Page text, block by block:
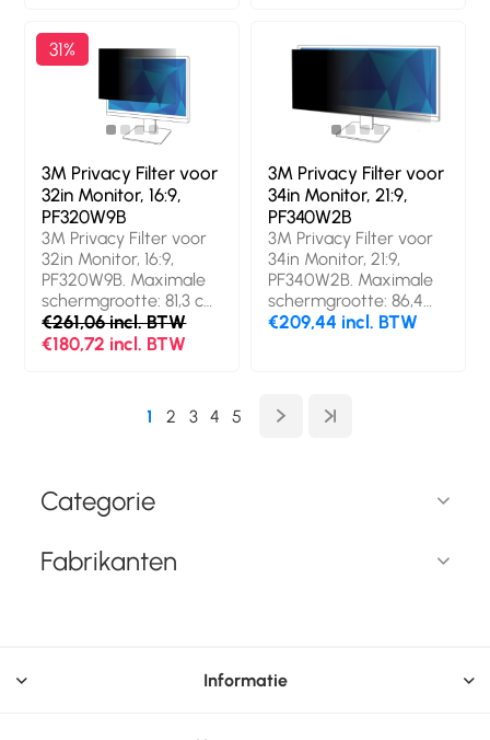
Categorie
Fabrikanten
schermen. Gewicht:
265,35153645 g
schermen. Beperkt
weergavehoek (tot):
260,36202038 g
31%
3M Privacy Filter voor
32in Monitor, 16:9,
PF320W9B
3M Privacy Filter voor
32in Monitor, 16:9,
PF320W9B. Maximale
schermgrootte: 81,3 cm
(32"). Beeldverhouding:
16:9. Geschikt voor:
voor schermen.
Oppervlakteafwerking:
Krasbestendig.
Gewicht: 177 g
€261,06 incl. BTW
€180,72 incl. BTW
3M Privacy Filter voor
34in Monitor, 21:9,
PF340W2B
3M Privacy Filter voor
34in Monitor, 21:9,
PF340W2B. Maximale
schermgrootte: 86,4
cm (34").
privacyfilter voor
schermen.
€209,44 incl. BTW
1 2 3 4 5
Informatie